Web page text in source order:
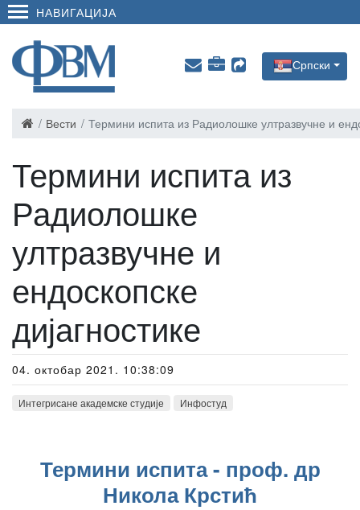
НАВИГАЦИЈА
Српски
Вести Термини испита из Радиолошке ултразвучне и
Термини испита из
Радиолошке
ултразвучне и
ендоскопске
дијагностике
04. октобар 2021. 10:38:09
Интегрисане академске студије Инфостуд
Термини испита - проф. др
Никола Крстић